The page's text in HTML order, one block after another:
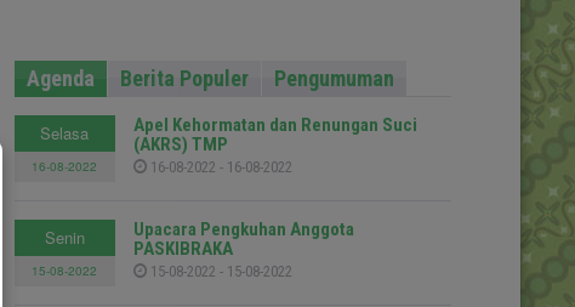
Agenda Berita Populer Pengumuman
Selasa
16-08-2022
Apel Kehormatan dan Renungan Suci
(AKRS) TMP
16-08-2022 - 16-08-2022
Senin
15-08-2022
Upacara Pengkuhan Anggota
PASKIBRAKA
15-08-2022 - 15-08-2022